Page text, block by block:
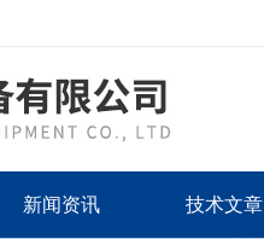
新闻资讯 技术文章